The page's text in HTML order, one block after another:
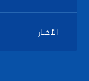
الأخبار